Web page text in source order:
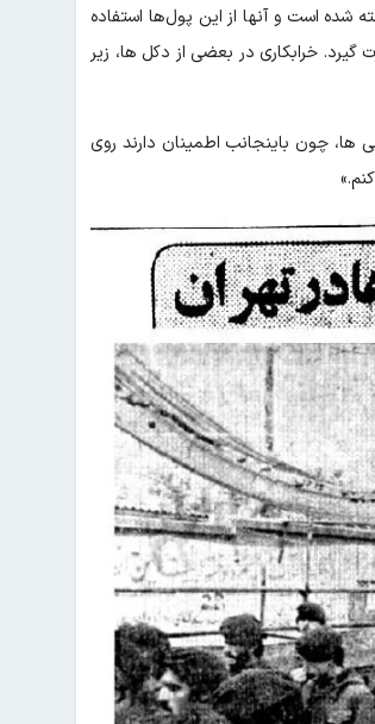
است و آنها از این پول‌ها استفاده
خرابکاری در بعضی از دکل ها، زیر
ها، چون باینجانب اطمینان دارند روی